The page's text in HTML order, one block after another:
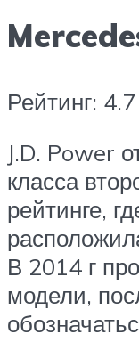
Рейтинг: 4.7
J.D. Power
класса
рейтинге,
В 2014 г
модели,